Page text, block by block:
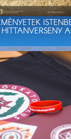
HITTANVERSENY